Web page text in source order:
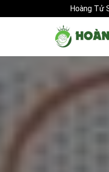
Hoàng Tử